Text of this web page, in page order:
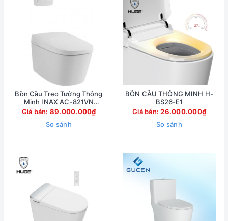
Bồn Cầu Treo Tường Thông
Minh INAX AC-821VN
(AC821VN)
Giá bán: 89.000.000₫
So sánh
BỒN CẦU THÔNG MINH H-
BS26-E1
Giá bán:26.000.000₫
So sánh